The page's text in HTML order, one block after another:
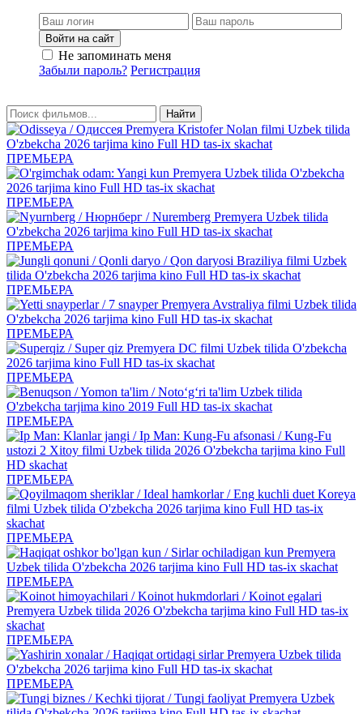
Войти на сайт
Не запоминать меня
Забыли пароль? Регистрация
Найти
ПРЕМЬЕРА
ПРЕМЬЕРА
ПРЕМЬЕРА
ПРЕМЬЕРА
ПРЕМЬЕРА
ПРЕМЬЕРА
ПРЕМЬЕРА
ПРЕМЬЕРА
ПРЕМЬЕРА
ПРЕМЬЕРА
ПРЕМЬЕРА
ПРЕМЬЕРА